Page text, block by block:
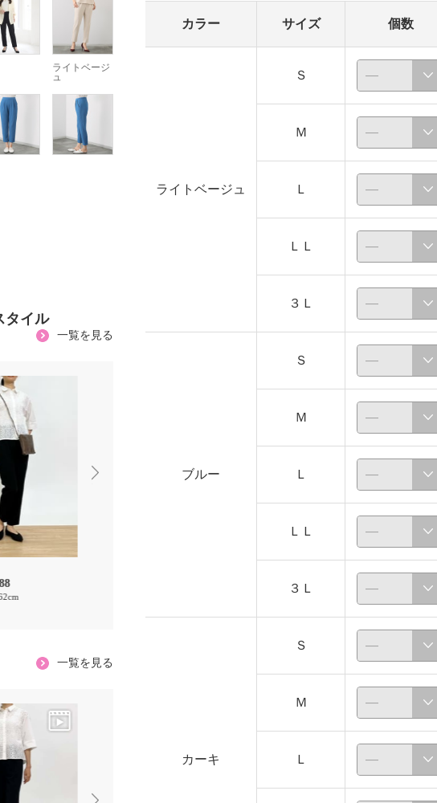
ライトベージ
ュ
タイル
一覧を見る
Lucia
153cm
一覧を見る
カラー サイズ 個数
ライトベージュ
Ｓ
Ｍ
Ｌ
ＬＬ
３Ｌ
ブルー
Ｓ
Ｍ
Ｌ
ＬＬ
３Ｌ
カーキ
Ｓ
Ｍ
Ｌ